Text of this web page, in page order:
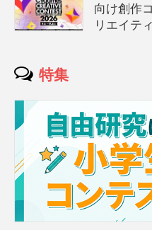
向け創作
リエイテ
特集